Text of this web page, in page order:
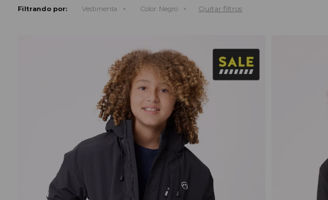
Filtrando por: Vestimenta Color: Negro Quitar filtros